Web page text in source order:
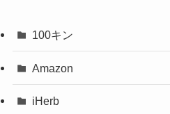
100キン
Amazon
iHerb